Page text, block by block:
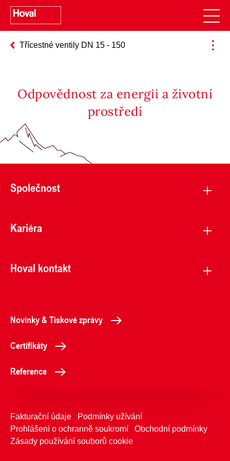
Třícestné ventily DN 15 - 150
Odpovědnost za energii a životní
prostředí
Společnost
Kariéra
Hoval kontakt
Novinky & Tiskové zprávy
Certifikáty
Reference
Fakturační údaje
Podmínky užívání
Prohlášení o ochranně soukromí
Obchodní podmínky
Zásady používání souborů cookie